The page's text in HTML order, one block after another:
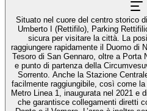
Situato nel cuore del centro storico
Umberto I (Rettifilo), Parking
sicura per visitare la città. La
raggiungere rapidamente il Duomo di
Tesoro di San Gennaro, oltre a
e punto di partenza della
Sorrento. Anche la Stazione
facilmente raggiungibile, così come la
Metro Linea 1, inaugurata nel 2021 e
che garantisce collegamenti diretti